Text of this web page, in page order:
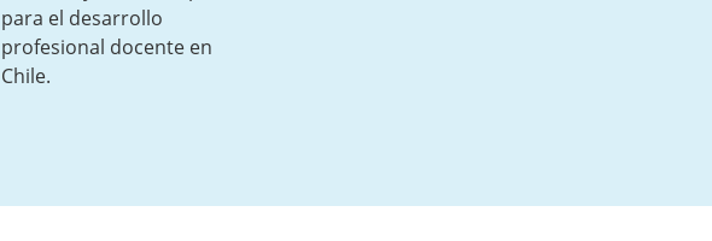
para el desarrollo
profesional docente en
Chile.